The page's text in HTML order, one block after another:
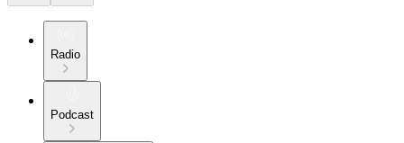
Radio
Podcast